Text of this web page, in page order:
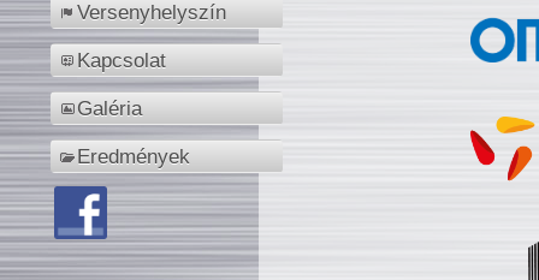
Versenyhelyszín
Kapcsolat
Galéria
Eredmények